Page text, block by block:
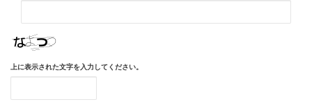
上に表示された文字を入力してください。